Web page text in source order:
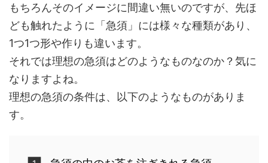
もちろんそのイメージに間違い無いのですが、先ほ
ども触れたように「急須」には様々な種類があり、
1つ1つ形や作りも違います。
それでは理想の急須はどのようなものなのか？気に
なりますよね。
理想の急須の条件は、以下のようなものがありま
す。